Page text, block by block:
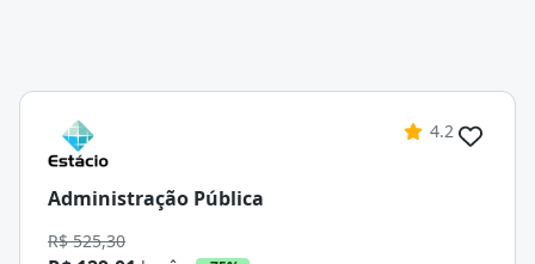
4.2
Administração Pública
R$ 525,30